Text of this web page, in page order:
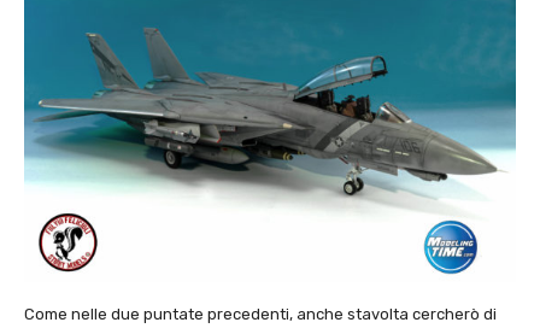
Come nelle due puntate precedenti, anche stavolta cercherò di